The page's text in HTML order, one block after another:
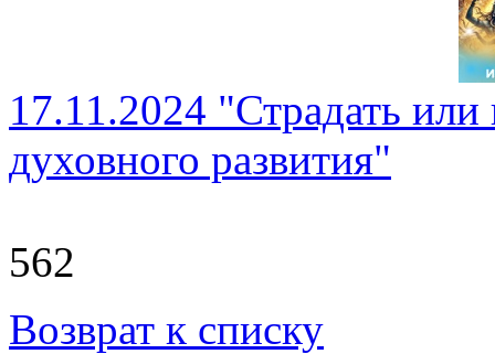
17.11.2024 "Страдать или
духовного развития"
562
Возврат к списку